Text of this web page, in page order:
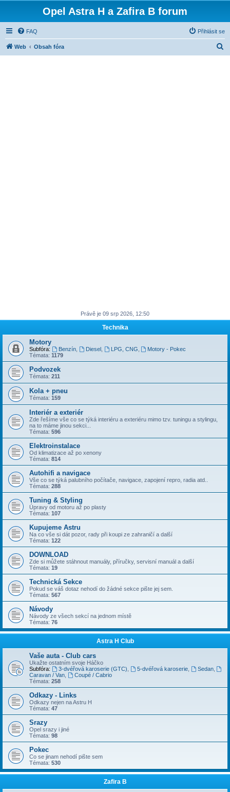
Opel Astra H a Zafira B forum
FAQ Přihlásit se
Web Obsah fóra
Právě je 09 srp 2026, 12:50
Technika
Motory
Subfóra: Benzín, Diesel, LPG, CNG
Motory - Pokec
Témata: 1179
Podvozek
Témata: 211
Kola + pneu
Témata: 159
Interiér a exteriér
Zde řešíme vše co se týká interiéru a exteriéru mimo tzv. tuningu a stylingu,
na to máme jinou sekci...
Témata: 596
Elektroinstalace
Od klimatizace až po xenony
Témata: 814
Autohifi a navigace
Vše co se týká palubního počítače, navigace, zapojení repro, radia atd..
Témata: 288
Tuning & Styling
Úpravy od motoru až po plasty
Témata: 107
Kupujeme Astru
Na co vše si dát pozor, rady při koupi ze zahraničí a další
Témata: 122
DOWNLOAD
Zde si můžete stáhnout manuály, příručky, servisní manuál a další
Témata: 19
Technická Sekce
Pokud se váš dotaz nehodí do žádné sekce pište jej sem.
Témata: 567
Návody
Návody ze všech sekcí na jednom místě
Témata: 76
Astra H Club
Vaše auta - Club cars
Ukažte ostatním svoje Háčko
Subfóra:
3-dvéřová karoserie (GTC) 5-dvéřová karoserie, Sedan,
Caravan / Van
Coupé / Cabrio
Témata: 258
Odkazy - Links
Odkazy nejen na Astru H
Témata: 47
Srazy
Opel srazy i jiné
Témata: 98
Pokec
Co se jinam nehodí pište sem
Témata: 530
Zafira B